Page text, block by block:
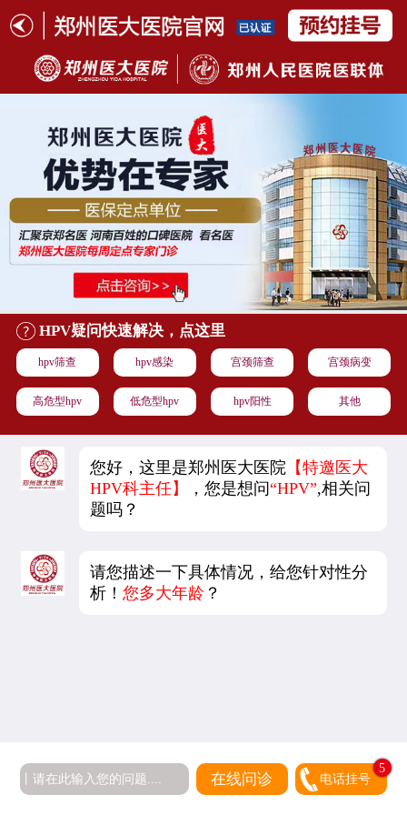
HPV疑问快速解决，点这里
hpv筛查 hpv感染 宫颈筛查 宫颈病变
高危型hpv 低危型hpv hpv阳性 其他
您好，这里是郑州医大医院 【特邀医大
HPV科主任】
，您是想问“HPV”,相关问
题吗？
请您描述一下具体情况，给您针对性分
析！您多大年龄 ？
在线问诊 电话挂号
5